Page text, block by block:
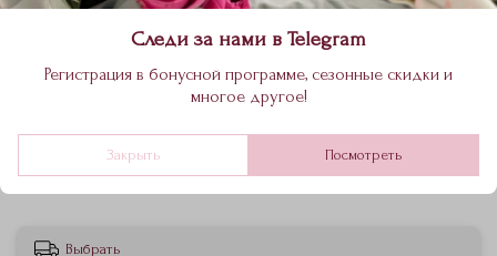
4 900 ₽ 6 100 ₽
В корзину
Роза кустовая джульетта 5 веток
Эвкалипт
Выбрать
Следи за нами в Telegram
Регистрация в бонусной программе, сезонные скидки и
многое другое!
Закрыть Посмотреть